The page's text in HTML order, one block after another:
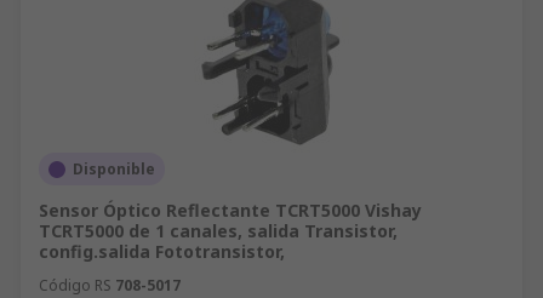
Disponible
Sensor Óptico Reflectante TCRT5000 Vishay
TCRT5000 de 1 canales, salida Transistor,
config.salida Fototransistor,
Código RS 708-5017